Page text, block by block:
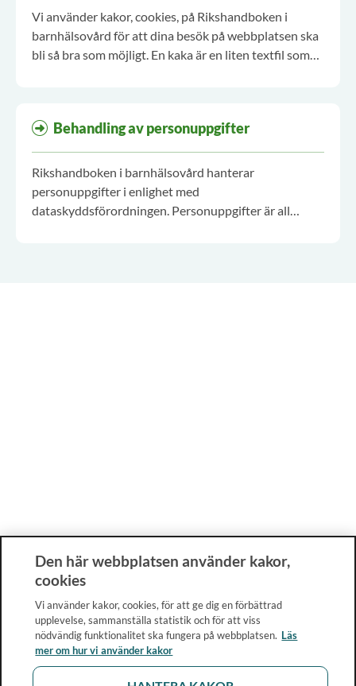
Vi använder kakor, cookies, på Rikshandboken i
barnhälsovård för att dina besök på webbplatsen ska
bli så bra som möjligt. En kaka är en liten textfil som
Behandling av personuppgifter
Rikshandboken i barnhälsovård hanterar
personuppgifter i enlighet med
dataskyddsförordningen. Personuppgifter är all
Den här webbplatsen använder kakor,
cookies
Vi använder kakor, cookies, för att ge dig en förbättrad
upplevelse, sammanställa statistik och för att viss
nödvändig funktionalitet ska fungera på webbplatsen. Läs
mer om hur vi använder kakor